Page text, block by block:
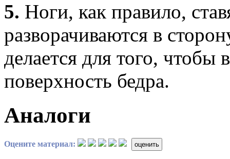
5. Ноги, как правило,
разворачиваются в
делается для того,
поверхность бедра.
Аналоги
Оцените материал: оценить